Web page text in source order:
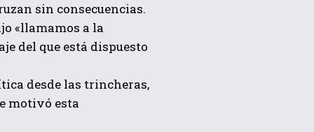
sin consecuencias.
«llamamos a la
del que está dispuesto
desde las trincheras,
motivó esta